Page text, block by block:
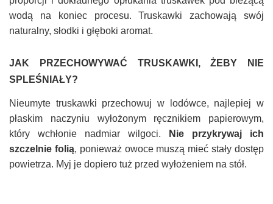
wodą na koniec procesu. Truskawki zachowają swój
naturalny, słodki i głęboki aromat.
JAK PRZECHOWYWAĆ TRUSKAWKI, ŻEBY NIE
SPLEŚNIAŁY?
Nieumyte truskawki przechowuj w lodówce, najlepiej w
płaskim naczyniu wyłożonym ręcznikiem papierowym,
który wchłonie nadmiar wilgoci.
Nie przykrywaj ich
szczelnie folią, ponieważ owoce muszą mieć stały dostęp
powietrza. Myj je dopiero tuż przed wyłożeniem na stół.